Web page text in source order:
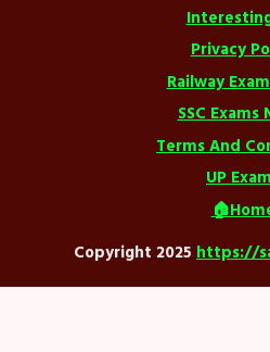
Privacy
Railway
SSC Exams
Terms And
UP
Copyright 2025 https://